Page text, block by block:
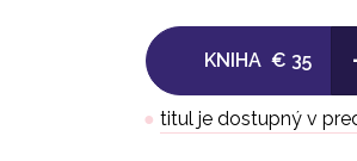
9. Seize The Day
10. Deep Down
KNIHA € 35
● titul je dostupný v